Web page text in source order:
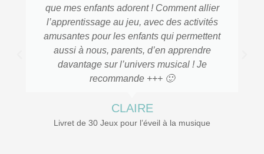
que mes enfants adorent ! Comment allier
l’apprentissage au jeu, avec des activités
amusantes pour les enfants qui permettent
aussi à nous, parents, d’en apprendre
davantage sur l’univers musical ! Je
recommande +++ 🙂
CLAIRE
Livret de 30 Jeux pour l’éveil à la musique